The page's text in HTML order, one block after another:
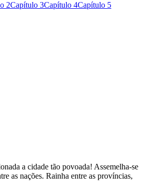
2Capítulo 3Capítulo 4Capítulo 5
a cidade tão povoada! Assemelha-se
as nações. Rainha entre as províncias,